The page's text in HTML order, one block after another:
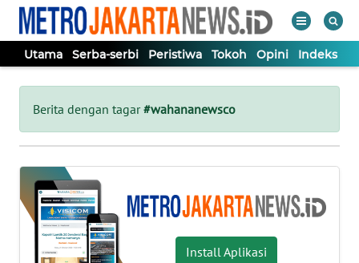
Utama Serba-serbi Peristiwa Tokoh Opini Indeks
Berita dengan tagar#wahananewsco
Install Aplikasi
Tutup
UTAMA
SERBA-
SERBI
PERISTIWA